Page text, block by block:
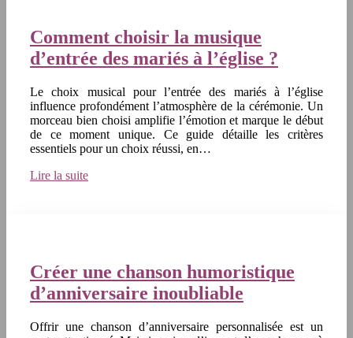
Comment choisir la musique
d’entrée des mariés à l’église ?
Le choix musical pour l’entrée des mariés à l’église
influence profondément l’atmosphère de la cérémonie. Un
morceau bien choisi amplifie l’émotion et marque le début
de ce moment unique. Ce guide détaille les critères
essentiels pour un choix réussi, en…
Lire la suite
Créer une chanson humoristique
d’anniversaire inoubliable
Offrir une chanson d’anniversaire personnalisée est un